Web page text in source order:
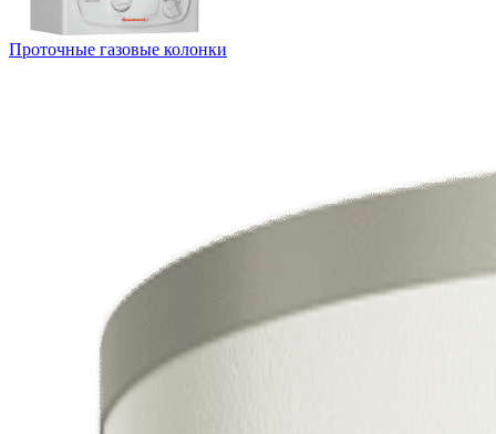
Проточные газовые колонки